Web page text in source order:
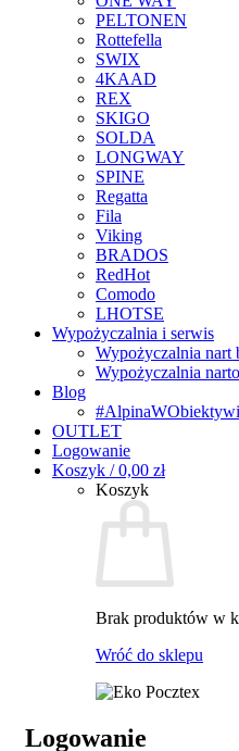
PELTONEN
Rottefella
SWIX
4KAAD
REX
SKIGO
SOLDA
LONGWAY
SPINE
Regatta
Fila
Viking
BRADOS
RedHot
Comodo
LHOTSE
Wypożyczalnia i serwis
Wypożyczalnia nart
Wypożyczalnia
Blog
OUTLET
Logowanie
Koszyk /0,00 zł
Koszyk
Brak produktów w
Wróć do sklepu
Logowanie